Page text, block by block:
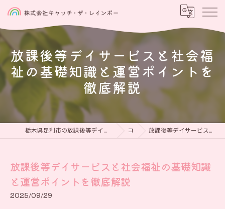
放課後等デイサービスと社会福
祉の基礎知識と運営ポイントを
徹底解説
栃木県足利市の放課後等デイサービスなら児童発達支援と放課後等デイサービス 虹をつかもう コラム 放課後等デイサービスと社会福祉の基礎知識と運営ポイントを徹底解説
放課後等デイサービスと社会福祉の基礎知識
と運営ポイントを徹底解説
2025/09/29